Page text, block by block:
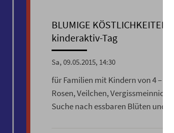
BLUMIGE KÖSTLICHKEITEN
kinderaktiv-Tag
Sa, 09.05.2015, 14:30
für Familien mit Kindern von 4 –
Rosen, Veilchen,
Suche nach essbaren Blüten und